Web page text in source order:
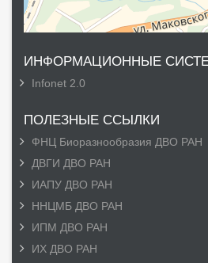
ИНФОРМАЦИОННЫЕ
Infonet 2.0
ПОЛЕЗНЫЕ ССЫЛКИ
ФНЦ Биоразнообразия ДВО РАН
ДВГИ ДВО РАН
ИАПУ ДВО РАН
ННЦМБ ДВО РАН
ИПМ ДВО РАН
ИХ ДВО РАН